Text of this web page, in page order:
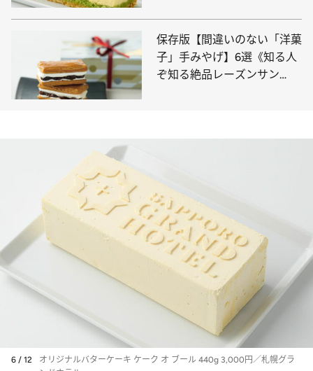
保存版【間違いのない「洋菓
子」手みやげ】6選《知る人
ぞ知る絶品レーズンサン
6 / 12
オリジナルバターケーキ ケーク オ ブール 440g 3,000円／札幌グラ